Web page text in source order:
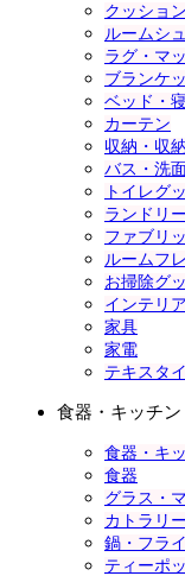
クッション
ルームシ
ラグ・マ
ブランケ
ベッド・
カーテン
収納・収
バス・洗
トイレグ
ランドリ
ファブリ
ルームフ
お掃除グ
インテリ
家具
家電
テキスタ
食器・キッチン
食器・キ
食器
グラス・
カトラリー
鍋・フラ
ティーポ